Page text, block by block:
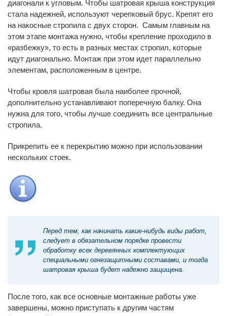
диагонали к угловым. Чтобы шатровая крыша конструкция
стала надежней, используют черепковый брус. Крепят его
на накосные стропила с двух сторон. Самым главным на
этом этапе монтажа нужно, чтобы крепление проходило в
«разбежку», то есть в разных местах стропил, которые
идут диагонально. Монтаж при этом идет параллельно
элементам, расположенным в центре.
Чтобы кровля шатровая была наиболее прочной,
дополнительно устанавливают поперечную балку. Она
нужна для того, чтобы лучше соединить все центральные
стропила.
Прикрепить ее к перекрытию можно при использовании
нескольких стоек.
Перед тем, как начинать какие-нибудь виды работ,
следует в обязательном порядке провести
обработку всех деревянных комплектующих
специальными огнезащитными составами, и тогда
шатровая крыша будет надежно защищена.
После того, как все основные монтажные работы уже
завершены, можно приступать к другим частям